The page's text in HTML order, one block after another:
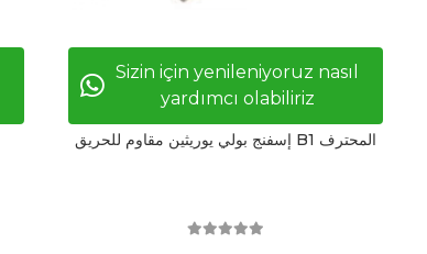
Sizin için yenileniyoruz nasıl
yardımcı olabiliriz
إسفنج بولي يوريثين مقاوم للحريق B1 المحترف